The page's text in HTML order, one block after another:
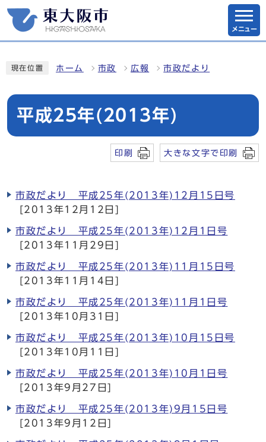
メニュー
現在位置 ホーム 市政 広報 市政だより
平成25年(2013年)
印刷 大きな文字で印刷
市政だより 平成25年(2013年)12月15日号
[2013年12月12日]
市政だより 平成25年(2013年)12月1日号
[2013年11月29日]
市政だより 平成25年(2013年)11月15日号
[2013年11月14日]
市政だより 平成25年(2013年)11月1日号
[2013年10月31日]
市政だより 平成25年(2013年)10月15日号
[2013年10月11日]
市政だより 平成25年(2013年)10月1日号
[2013年9月27日]
市政だより 平成25年(2013年)9月15日号
[2013年9月12日]